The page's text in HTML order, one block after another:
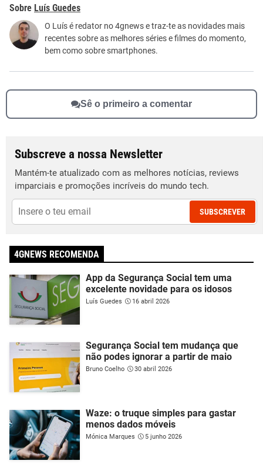
Este conteúdo contém informação incorreta
Este conteúdo não tem a informação que procuro
Outro
Luís Guedes
O Luís é redator no 4gnews e traz-te as novidades mais
recentes sobre as melhores séries e filmes do momento,
bem como sobre smartphones.
Sê o primeiro a comentar
Subscreve a nossa Newsletter
Mantém-te atualizado com as melhores notícias, reviews
imparciais e promoções incríveis do mundo tech.
SUBSCREVER
4GNEWS RECOMENDA
App da Segurança Social tem uma
excelente novidade para os idosos
Luís Guedes 16 abril 2026
Segurança Social tem mudança que
não podes ignorar a partir de maio
Bruno Coelho 30 abril 2026
Waze: o truque simples para gastar
menos dados móveis
Mónica Marques 5 junho 2026